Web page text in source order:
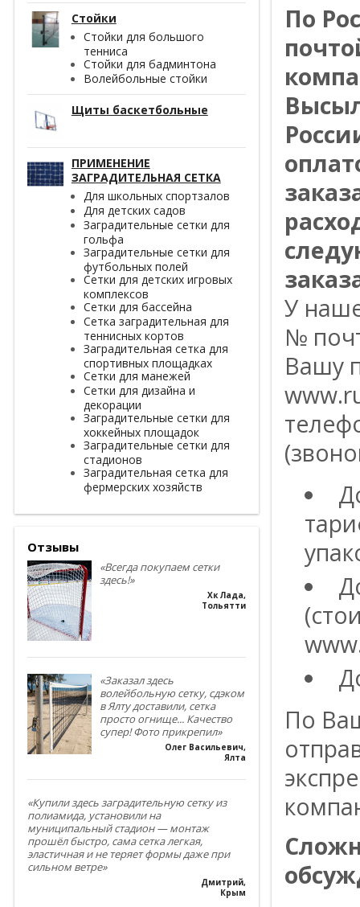
Стойки
Стойки для большого
тенниса
Стойки для бадминтона
Волейбольные стойки
Щиты баскетбольные
ПРИМЕНЕНИЕ
ЗАГРАДИТЕЛЬНАЯ СЕТКА
Для школьных спортзалов
Для детских садов
Заградительные сетки для
гольфа
Заградительные сетки для
футбольных полей
Сетки для детских игровых
комплексов
Сетки для бассейна
Сетка заградительная для
теннисных кортов
Заградительная сетка для
спортивных площадках
Сетки для манежей
Сетки для дизайна и
декорации
Заградительные сетки для
хоккейных площадок
Заградительные сетки для
стадионов
Заградительная сетка для
фермерских хозяйств
Отзывы
«Всегда покупаем сетки
здесь!»
Хк Лада,
Тольятти
«Заказал здесь
волейбольную сетку, сдэком
в Ялту доставили, сетка
просто огнище... Качество
супер! Фото прикрепил»
Олег Васильевич,
Ялта
«Купили здесь заградительную сетку из
полиамида, установили на
муниципальный стадион — монтаж
прошёл быстро, сама сетка легкая,
эластичная и не теряет формы даже при
сильном ветре»
Дмитрий,
Крым
По
У
№
Вашу
По